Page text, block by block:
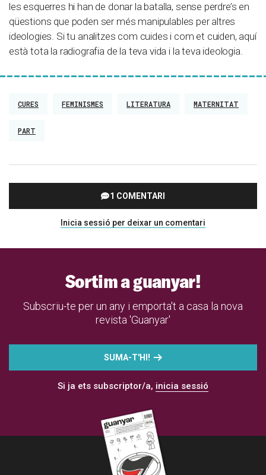
les esquerres hi han de donar la batalla, sense perdre’s en
qüestions que poden ser més manipulables per altres
ideologies. Si tu analitzes com cuides i com et cuiden, aquí
està tota la radiografia de la teva vida i la teva ideologia.
CURES FEMINISMES LITERATURA MATERNITAT
PART
1 COMENTARI
Inicia sessió per deixar un comentari
Sortim a guanyar!
Subscriu-te per un any i emporta't a casa la nova
revista 'Guanyar'
SUMA-T'HI!
Si ja ets subscriptor/a, inicia sessió